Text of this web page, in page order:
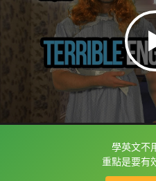
學英文不
重點是要有
框選或點兩下字幕